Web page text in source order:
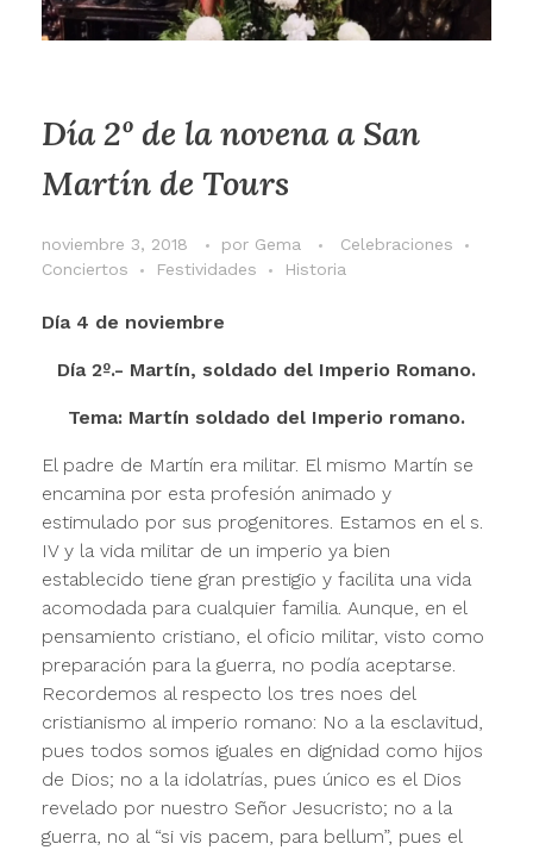
Día 2º de la novena a San
Martín de Tours
noviembre 3, 2018 por Gema
Celebraciones
Conciertos
Festividades Historia
Día 4 de noviembre
Día 2º.- Martín, soldado del Imperio Romano.
Tema: Martín soldado del Imperio romano.
El padre de Martín era militar. El mismo Martín se
encamina por esta profesión animado y
estimulado por sus progenitores. Estamos en el s.
IV y la vida militar de un imperio ya bien
establecido tiene gran prestigio y facilita una vida
acomodada para cualquier familia. Aunque, en el
pensamiento cristiano, el oficio militar, visto como
preparación para la guerra, no podía aceptarse.
Recordemos al respecto los tres noes del
cristianismo al imperio romano: No a la esclavitud,
pues todos somos iguales en dignidad como hijos
de Dios; no a la idolatrías, pues único es el Dios
revelado por nuestro Señor Jesucristo; no a la
guerra, no al “si vis pacem, para bellum”, pues el